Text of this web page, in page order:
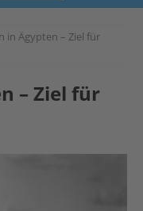
in Ägypten – Ziel für
– Ziel für